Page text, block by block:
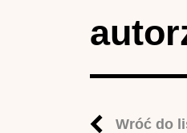
Wróć do